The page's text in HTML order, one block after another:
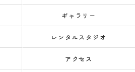
ギャラリー
レンタルスタジオ
アクセス